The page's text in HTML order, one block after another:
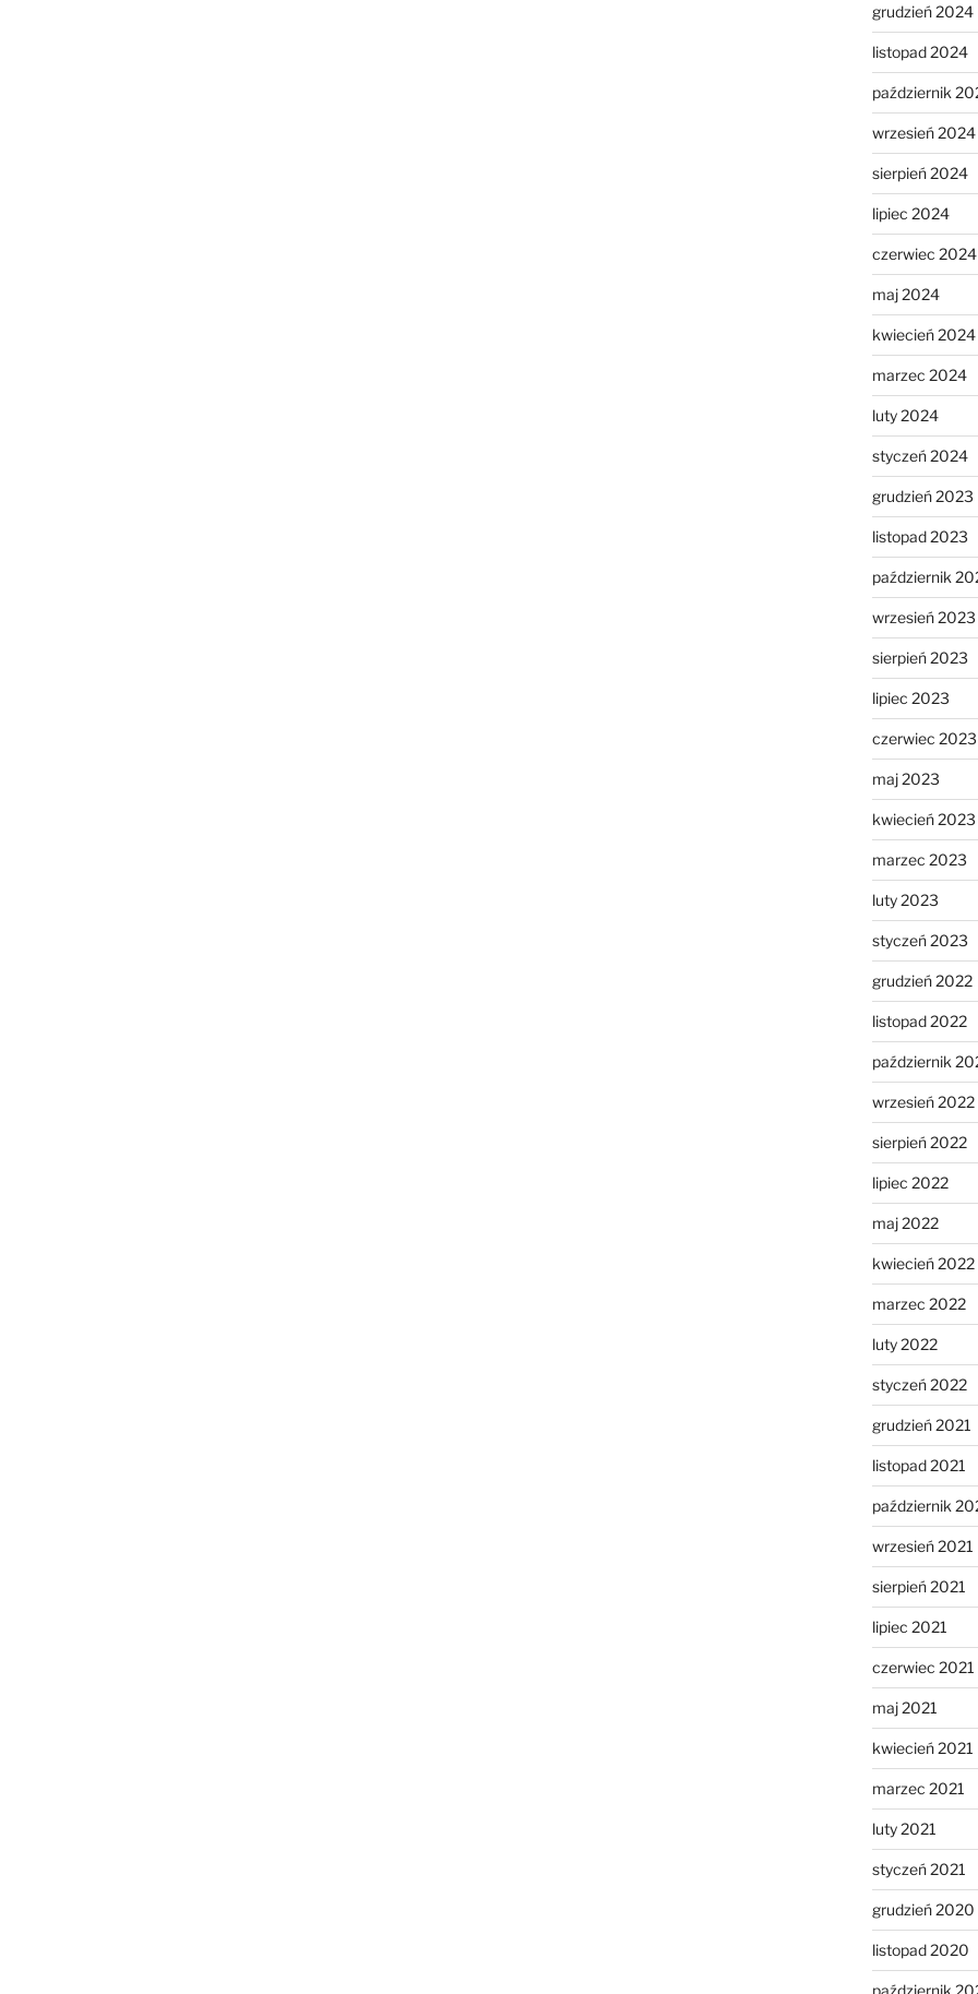
grudzień 2024
listopad 2024
październik
wrzesień 2024
sierpień 2024
lipiec 2024
czerwiec 2024
maj 2024
kwiecień 2024
marzec 2024
luty 2024
styczeń 2024
grudzień 2023
listopad 2023
październik
wrzesień 2023
sierpień 2023
lipiec 2023
czerwiec 2023
maj 2023
kwiecień 2023
marzec 2023
luty 2023
styczeń 2023
grudzień 2022
listopad 2022
październik
wrzesień 2022
sierpień 2022
lipiec 2022
maj 2022
kwiecień 2022
marzec 2022
luty 2022
styczeń 2022
grudzień 2021
listopad 2021
październik
wrzesień 2021
sierpień 2021
lipiec 2021
czerwiec 2021
maj 2021
kwiecień 2021
marzec 2021
luty 2021
styczeń 2021
grudzień 2020
listopad 2020
październik